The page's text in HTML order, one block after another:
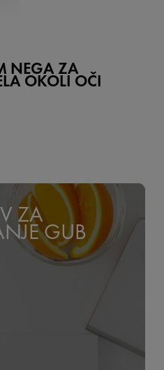
NEGA ZA
OKOLI OČI
ZA
GUB